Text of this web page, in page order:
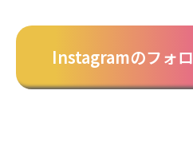
Instagramのフォ